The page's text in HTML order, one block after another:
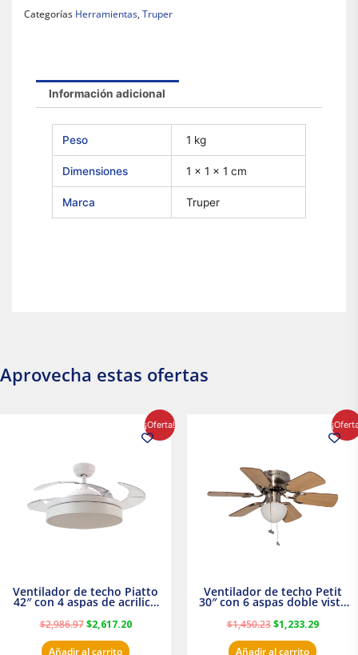
Categorías Herramientas, Truper
Información adicional
Peso 1 kg
Dimensiones 1 × 1 × 1 cm
Marca Truper
Aprovecha estas ofertas
¡Oferta!
Ventilador de techo Piatto
42″ con 4 aspas de acrilico
transparente
$2,986.97
$2,986.97.
$2,617.20
precio
actual
Añadir al carrito
Ventilador de techo Petit
30″ con 6 aspas doble vista
Satinado Masterfan
$1,450.23
$1,450.23.
$1,233.29
precio
actual
Añadir al carrito